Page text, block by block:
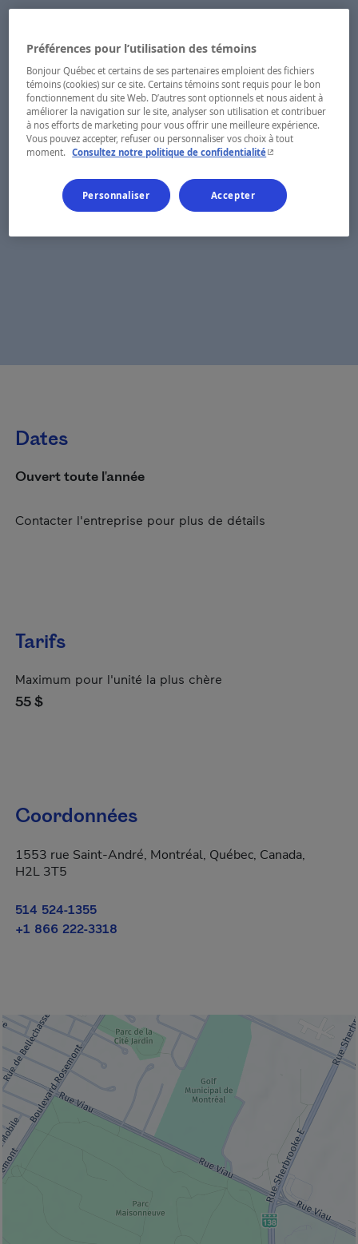
Dates
Ouvert toute l'année
Contacter l'entreprise pour plus de détails
Tarifs
Maximum pour l'unité la plus chère
55 $
Coordonnées
1553 rue Saint-André, Montréal, Québec, Canada,
H2L 3T5
514 524-1355
+1 866 222-3318
Préférences pour l’utilisation des témoins
Bonjour Québec et certains de ses partenaires emploient des fichiers
témoins (cookies) sur ce site. Certains témoins sont requis pour le bon
fonctionnement du site Web. D’autres sont optionnels et nous aident à
améliorer la navigation sur le site, analyser son utilisation et contribuer
à nos efforts de marketing pour vous offrir une meilleure expérience.
Vous pouvez accepter, refuser ou personnaliser vos choix à tout
moment. Consultez notre politique de confidentialité- Cet hyperlien
Personnaliser Accepter